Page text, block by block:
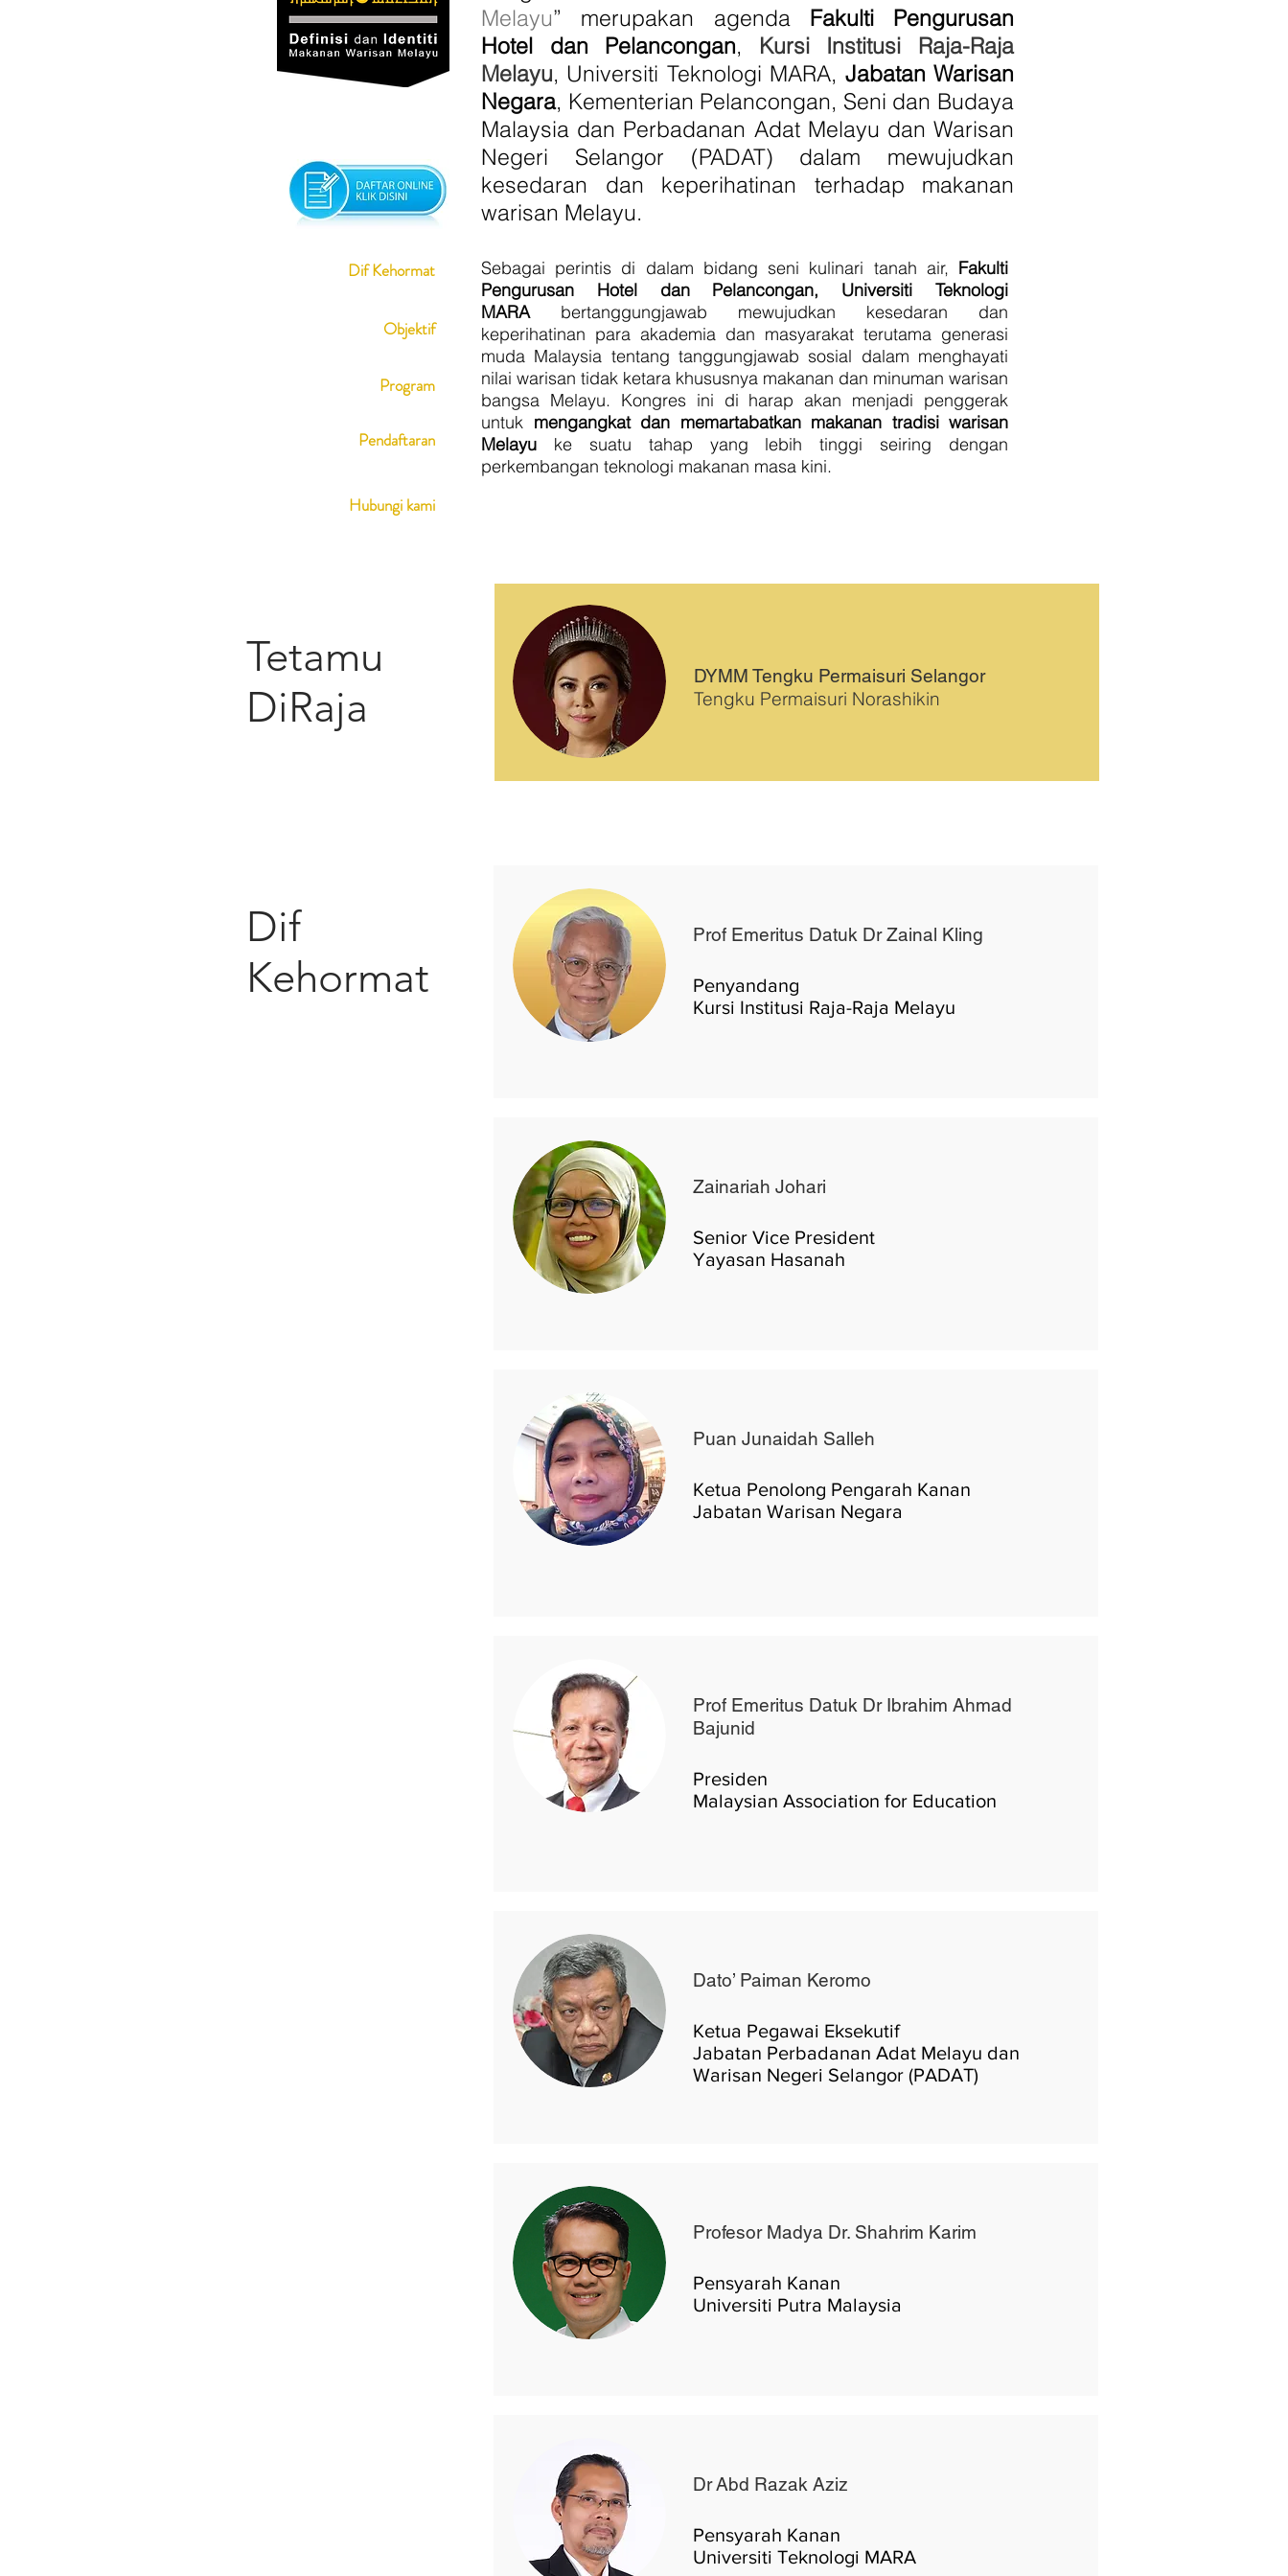
Dif Kehormat
Objektif
Program
Pendaftaran
Melayu” merupakan agenda
Fakulti Pengurusan
Hotel dan Pelancongan, Kursi Institusi Raja-Raja
Melayu, Universiti Teknologi MARA, Jabatan Warisan
Negara, Kementerian Pelancongan, Seni dan Budaya
Malaysia dan Perbadanan Adat Melayu dan Warisan
Negeri Selangor (PADAT) dalam mewujudkan
kesedaran dan keperihatinan terhadap makanan
warisan Melayu.
Sebagai perintis di dalam bidang seni kulinari tanah air, Fakulti
Pengurusan Hotel dan Pelancongan, Universiti Teknologi
MARAbertanggungjawab mewujudkan kesedaran dan
keperihatinan para akademia dan masyarakat terutama generasi
muda Malaysia tentang tanggungjawab sosial dalam menghayati
nilai warisan tidak ketara khususnya makanan dan minuman warisan
bangsa Melayu. Kongres ini di harap akan menjadi penggerak
untuk mengangkat dan memartabatkan makanan tradisi warisan
Melayu ke suatu tahap yang lebih tinggi seiring dengan
perkembangan teknologi makanan masa kini.
Hubungi kami
Tetamu
DiRaja
DYMM Tengku Permaisuri Selangor
Tengku Permaisuri Norashikin
Prof Emeritus Datuk Dr Zainal Kling
Penyandang
Kursi Institusi Raja-Raja Melayu
Zainariah Johari
Senior Vice President
Yayasan Hasanah
Puan Junaidah Salleh
Ketua Penolong Pengarah Kanan
Jabatan Warisan Negara
Prof Emeritus Datuk Dr Ibrahim Ahmad
Bajunid
Presiden
Malaysian Association for Education
Dato’ Paiman Keromo
Ketua Pegawai Eksekutif
Jabatan Perbadanan Adat Melayu dan
Warisan Negeri Selangor (PADAT)
Profesor Madya Dr. Shahrim Karim
Pensyarah Kanan
Universiti Putra Malaysia
Dr Abd Razak Aziz
Pensyarah Kanan
Universiti Teknologi MARA
Dif
Kehormat